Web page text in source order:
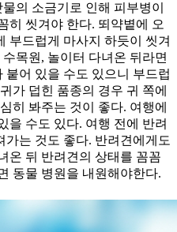
의 소금기로 인해 피부병이
히 씻겨야 한다. 뙤약볕에 오
부드럽게 마사지 하듯이 씻겨
목원, 놀이터 다녀온 뒤라면
어 있을 수도 있으니 부드럽
가 덥힌 품종의 경우 귀 쪽에
히 봐주는 것이 좋다. 여행에
을 수도 있다. 여행 전에 반려
는 것도 좋다. 반려견에게도
온 뒤 반려견의 상태를 꼼꼼
동물 병원을 내원해야한다.